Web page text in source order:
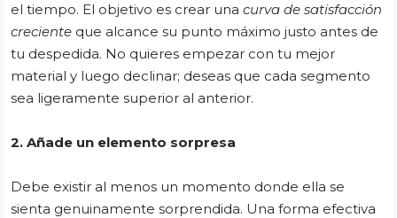
el tiempo. El objetivo es crear una curva de satisfacción
creciente que alcance su punto máximo justo antes de
tu despedida. No quieres empezar con tu mejor
material y luego declinar; deseas que cada segmento
sea ligeramente superior al anterior.
2. Añade un elemento sorpresa
Debe existir al menos un momento donde ella se
sienta genuinamente sorprendida. Una forma efectiva